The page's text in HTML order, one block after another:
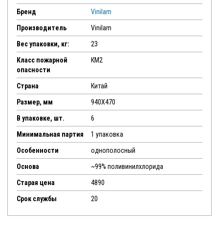
Бренд Vinilam
Производитель Vinilam
Вес упаковки, кг: 23
Класс пожарной
опасности
КМ2
Страна Китай
Размер, мм 940Х470
В упаковке, шт. 6
Минимальная партия 1 упаковка
Особенности однополосный
Основа ~99% поливинилхлорида
Старая цена 4890
Срок службы 20